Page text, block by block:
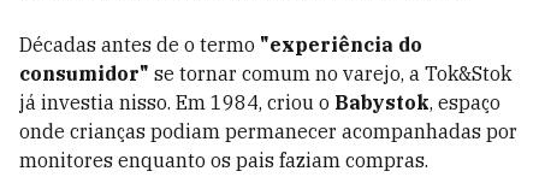
Décadas antes de o termo "experiência do
consumidor" se tornar comum no varejo, a Tok&Stok
já investia nisso. Em 1984, criou o Babystok, espaço
onde crianças podiam permanecer acompanhadas por
monitores enquanto os pais faziam compras.